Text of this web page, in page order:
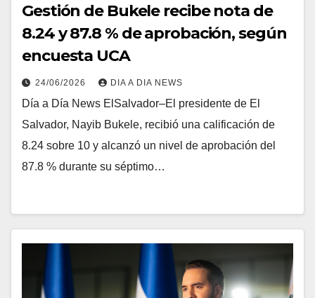
Gestión de Bukele recibe nota de
8.24 y 87.8 % de aprobación, según
encuesta UCA
24/06/2026 DIA A DIA NEWS
Día a Día News ElSalvador–El presidente de El
Salvador, Nayib Bukele, recibió una calificación de
8.24 sobre 10 y alcanzó un nivel de aprobación del
87.8 % durante su séptimo…